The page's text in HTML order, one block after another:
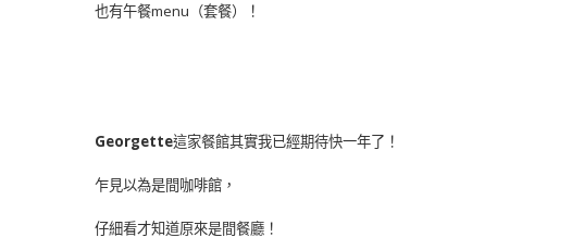
也有午餐menu（套餐）！
Georgette這家餐館其實我已經期待快一年了！
乍見以為是間咖啡館，
仔細看才知道原來是間餐廳！